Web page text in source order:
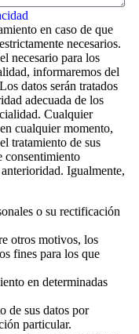
en caso de que
necesarios.
necesario para los
informaremos del
datos serán tratados
adecuada de los
Cualquier
cualquier momento,
tratamiento de sus
consentimiento
Igualmente,
o su rectificación
otros motivos, los
fines para los que
en determinadas
de sus datos por
particular.